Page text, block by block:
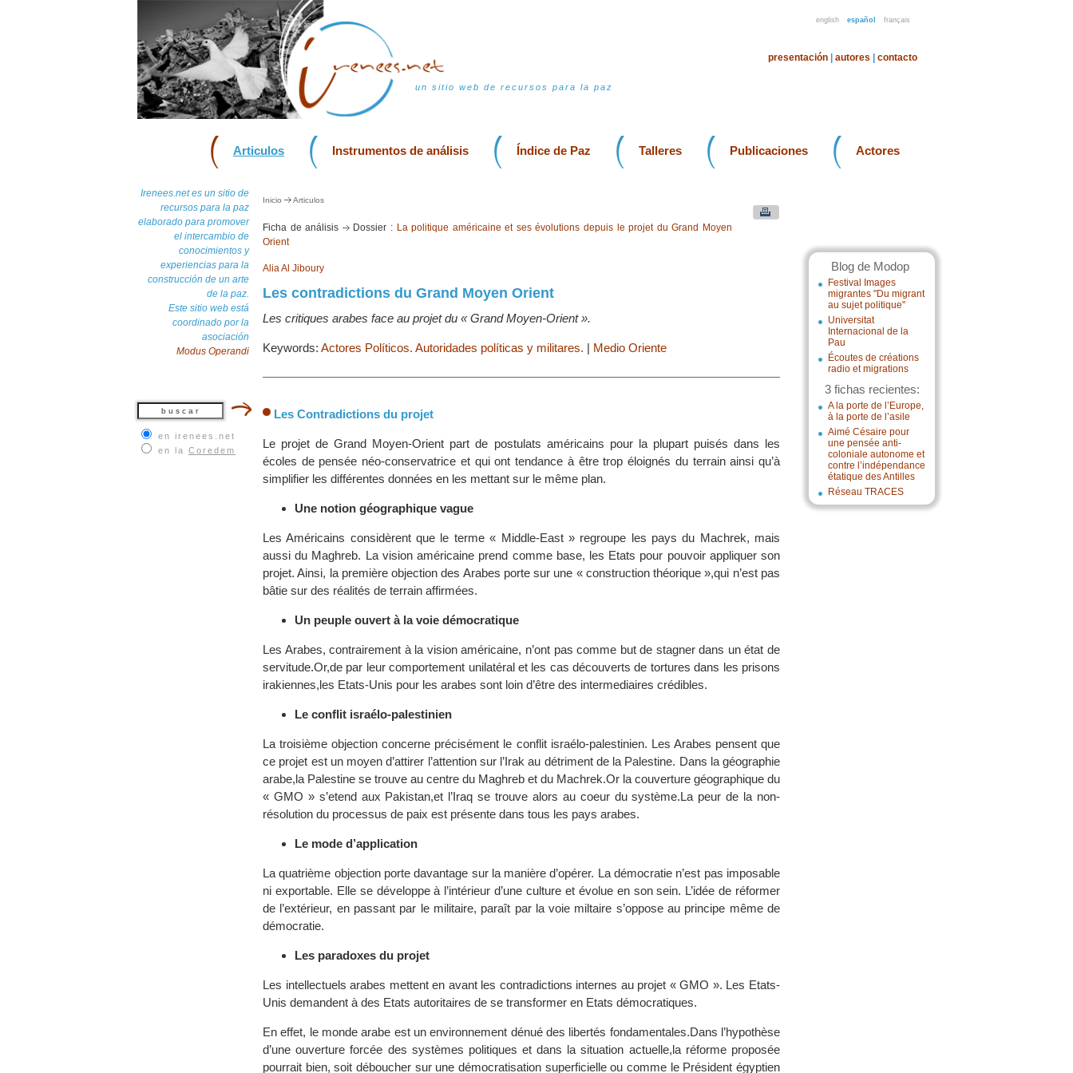
english español français
un sitio web de recursos para la paz
presentación autores contacto
Articulos Instrumentos de análisis Índice de Paz Talleres Publicaciones Actores
Irenees.net es un sitio de
recursos para la paz
elaborado para promover
el intercambio de
conocimientos y
experiencias para la
construcción de un arte
de la paz.
Este sitio web está
coordinado por la
asociación
Modus Operandi
en irenees.net
en la Coredem
Blog de Modop
Festival Images
migrantes "Du migrant
au sujet politique"
Universitat
Internacional de la
Pau
Écoutes de créations
radio et migrations
3 fichas recientes:
A la porte de l’Europe,
à la porte de l’asile
Aimé Césaire pour
une pensée anti-
coloniale autonome et
contre l’indépendance
étatique des Antilles
Réseau TRACES
Inicio Articulos
Ficha de análisis Dossier : La politique américaine et ses évolutions depuis le projet du Grand Moyen
Orient
Alia Al Jiboury
Les contradictions du Grand Moyen Orient
Les critiques arabes face au projet du « Grand Moyen-Orient ».
Keywords: Actores Políticos. Autoridades políticas y militares. | Medio Oriente
Les Contradictions du projet
Le projet de Grand Moyen-Orient part de postulats américains pour la plupart puisés dans les
écoles de pensée néo-conservatrice et qui ont tendance à être trop éloignés du terrain ainsi qu’à
simplifier les différentes données en les mettant sur le même plan.
Une notion géographique vague
Les Américains considèrent que le terme « Middle-East » regroupe les pays du Machrek, mais
aussi du Maghreb. La vision américaine prend comme base, les Etats pour pouvoir appliquer son
projet. Ainsi, la première objection des Arabes porte sur une « construction théorique »,qui n’est pas
bâtie sur des réalités de terrain affirmées.
Un peuple ouvert à la voie démocratique
Les Arabes, contrairement à la vision américaine, n’ont pas comme but de stagner dans un état de
servitude.Or,de par leur comportement unilatéral et les cas découverts de tortures dans les prisons
irakiennes,les Etats-Unis pour les arabes sont loin d’être des intermediaires crédibles.
Le conflit israélo-palestinien
La troisième objection concerne précisément le conflit israélo-palestinien. Les Arabes pensent que
ce projet est un moyen d’attirer l’attention sur l’Irak au détriment de la Palestine. Dans la géographie
arabe,la Palestine se trouve au centre du Maghreb et du Machrek.Or la couverture géographique du
« GMO » s’etend aux Pakistan,et l’Iraq se trouve alors au coeur du système.La peur de la non-
résolution du processus de paix est présente dans tous les pays arabes.
Le mode d’application
La quatrième objection porte davantage sur la manière d’opérer. La démocratie n’est pas imposable
ni exportable. Elle se développe à l’intérieur d’une culture et évolue en son sein. L’idée de réformer
de l’extérieur, en passant par le militaire, paraît par la voie miltaire s’oppose au principe même de
démocratie.
Les paradoxes du projet
Les intellectuels arabes mettent en avant les contradictions internes au projet « GMO ». Les Etats-
Unis demandent à des Etats autoritaires de se transformer en Etats démocratiques.
En effet, le monde arabe est un environnement dénué des libertés fondamentales.Dans l’hypothèse
d’une ouverture forcée des systèmes politiques et dans la situation actuelle,la réforme proposée
pourrait bien, soit déboucher sur une démocratisation superficielle ou comme le Président égyptien